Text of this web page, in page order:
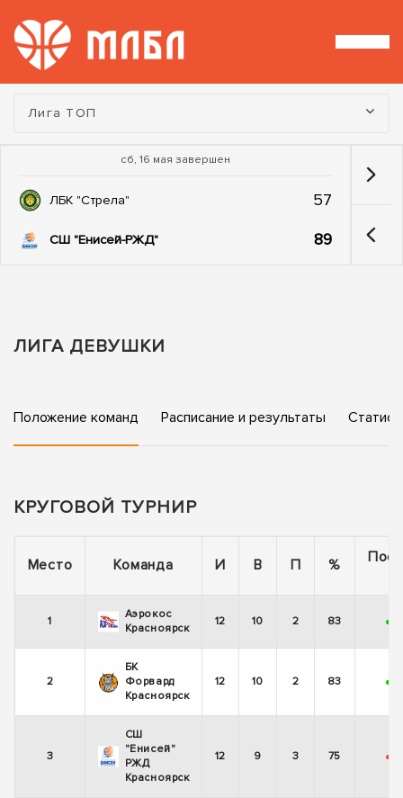
Турнир:
Лига ТОП
сб, 16 мая завершен
ЛБК "Стрела" 57
СШ "Енисей-РЖД" 89
ЛИГА ДЕВУШКИ
Положение команд Расписание и результаты
КРУГОВОЙ ТУРНИР
Место Команда И В П %
1
Аэрокос
Красноярск
12 10 2 83 +
2
БК
Форвард
Красноярск
12 10 2 83 +
3
СШ
"Енисей"
РЖД
Красноярск
12 9 3 75 -